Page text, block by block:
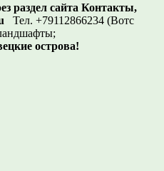
раздел сайта Контакты,
Тел. +79112866234 (Вотс
острова!